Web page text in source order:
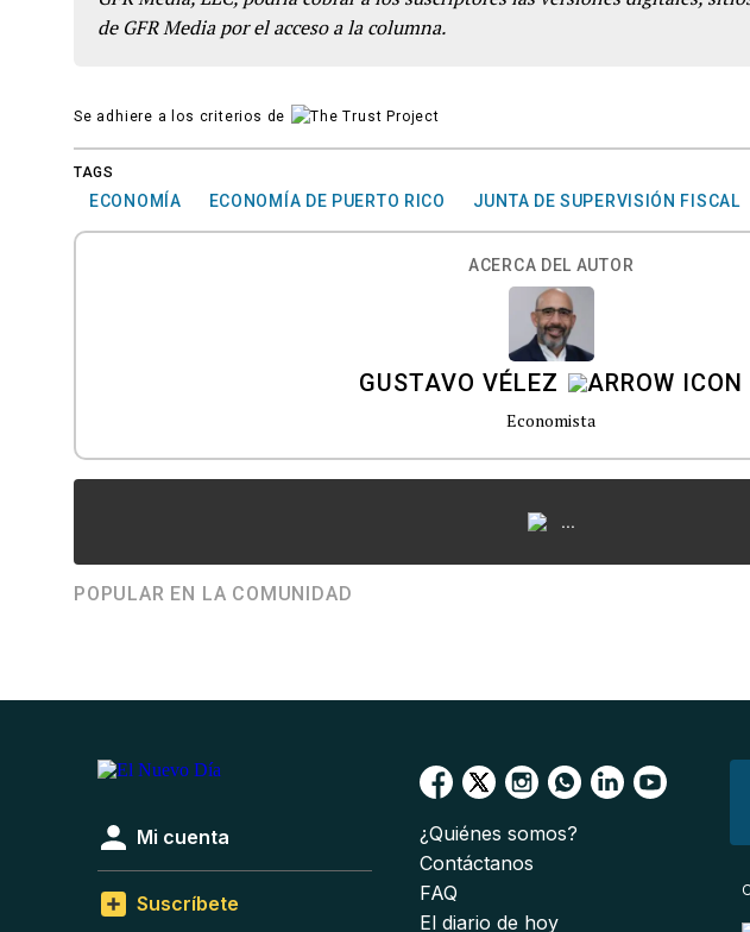
de GFR Media por el acceso a la columna.
Se adhiere a los criterios de
TAGS
ECONOMÍA ECONOMÍA DE PUERTO RICO JUNTA DE SUPERVISIÓN FISCAL
ACERCA DEL AUTOR
GUSTAVO VÉLEZ
Economista
...
POPULAR EN LA COMUNIDAD
Mi cuenta
Suscríbete
¿Quiénes somos?
Contáctanos
FAQ
El diario de hoy